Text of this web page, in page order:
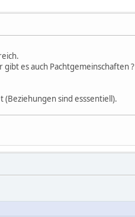
es auch Pachtgemeinschaften ?
sind esssentiell).